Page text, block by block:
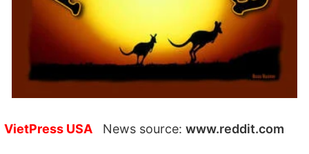
VietPress USA News source: www.reddit.com